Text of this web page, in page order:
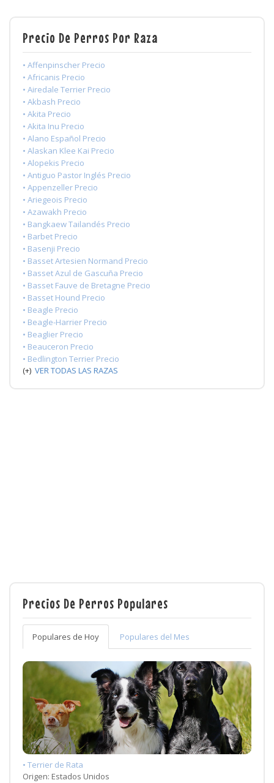
Precio De Perros Por Raza
• Affenpinscher Precio
• Africanis Precio
• Airedale Terrier Precio
• Akbash Precio
• Akita Precio
• Akita Inu Precio
• Alano Español Precio
• Alaskan Klee Kai Precio
• Alopekis Precio
• Antiguo Pastor Inglés Precio
• Appenzeller Precio
• Ariegeois Precio
• Azawakh Precio
• Bangkaew Tailandés Precio
• Barbet Precio
• Basenji Precio
• Basset Artesien Normand Precio
• Basset Azul de Gascuña Precio
• Basset Fauve de Bretagne Precio
• Basset Hound Precio
• Beagle Precio
• Beagle-Harrier Precio
• Beaglier Precio
• Beauceron Precio
• Bedlington Terrier Precio
(+) VER TODAS LAS RAZAS
Precios De Perros Populares
Populares de Hoy Populares del Mes
• Terrier de Rata
Origen: Estados Unidos